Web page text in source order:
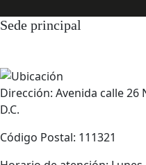
Sede principal
Dirección: Avenida calle 26
D.C.
Código Postal: 111321